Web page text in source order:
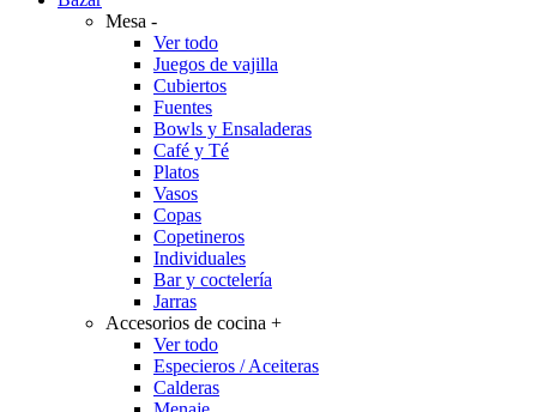
Mesa -
Ver todo
Juegos de vajilla
Cubiertos
Fuentes
Bowls y Ensaladeras
Café y Té
Platos
Vasos
Copas
Copetineros
Individuales
Bar y coctelería
Jarras
Accesorios de cocina +
Ver todo
Especieros / Aceiteras
Calderas